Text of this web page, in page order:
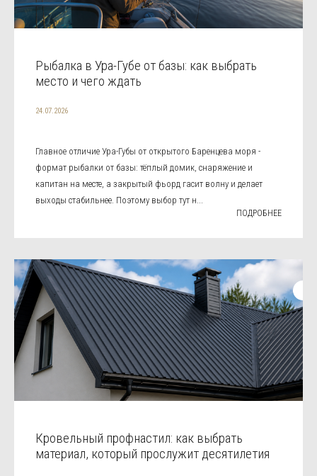
Рыбалка в Ура-Губе от базы: как выбрать
место и чего ждать
24.07.2026
Главное отличие Ура-Губы от открытого Баренцева моря -
формат рыбалки от базы: тёплый домик, снаряжение и
капитан на месте, а закрытый фьорд гасит волну и делает
выходы стабильнее. Поэтому выбор тут н...
ПОДРОБНЕЕ
Кровельный профнастил: как выбрать
материал, который прослужит десятилетия